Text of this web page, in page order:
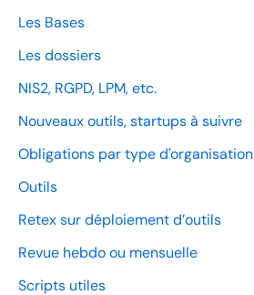
Les Bases
Les dossiers
NIS2, RGPD, LPM, etc.
Nouveaux outils, startups à suivre
Obligations par type d'organisation
Outils
Retex sur déploiement d’outils
Revue hebdo ou mensuelle
Scripts utiles